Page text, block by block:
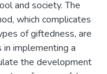
and society. The
which complicates
of giftedness, are
implementing a
the development